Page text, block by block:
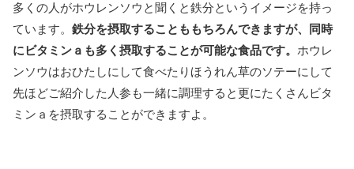
多くの人がホウレンソウと聞くと鉄分というイメージを持っ
ています。 鉄分を摂取することももちろんできますが、同時
にビタミンａも多く摂取することが可能な食品です。 ホウレ
ンソウはおひたしにして食べたりほうれん草のソテーにして
先ほどご紹介した人参も一緒に調理すると更にたくさんビタ
ミンａを摂取することができますよ。